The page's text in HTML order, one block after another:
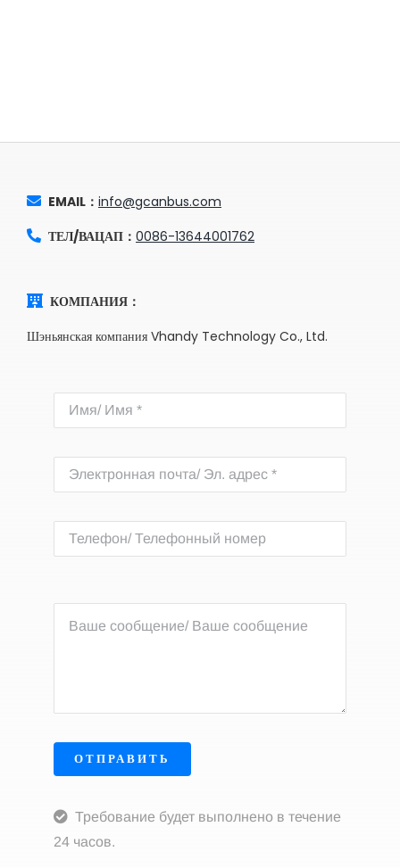
EMAIL： info@gcanbus.com
ТЕЛ/ВАЦАП： 0086-13644001762
КОМПАНИЯ：
Шэньянская компания Vhandy Technology Co., Ltd.
ОТПРАВИТЬ
Требование будет выполнено в течение
24 часов.